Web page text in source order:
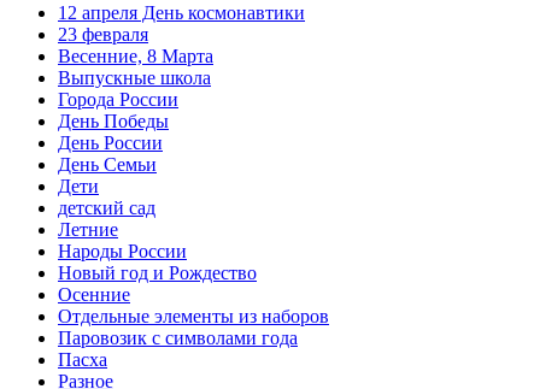
12 апреля День космонавтики
23 февраля
Весенние, 8 Марта
Выпускные школа
Города России
День Победы
День России
День Семьи
Дети
детский сад
Летние
Народы России
Новый год и Рождество
Осенние
Отдельные элементы из наборов
Паровозик с символами года
Пасха
Разное